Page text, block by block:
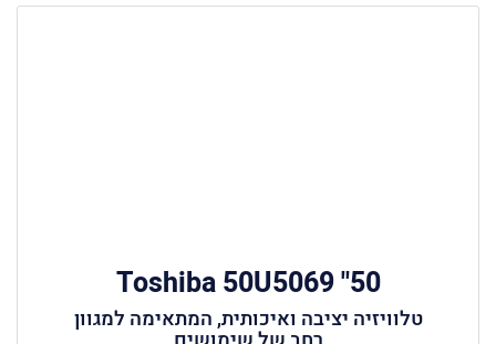
50" Toshiba 50U5069
טלוויזיה יציבה ואיכותית, המתאימה למגוון